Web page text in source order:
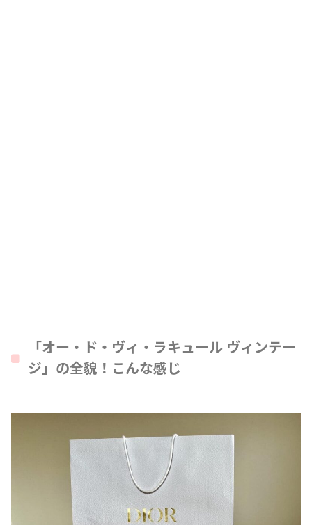
「オー・ド・ヴィ・ラキュール ヴィンテー
ジ」の全貌！こんな感じ